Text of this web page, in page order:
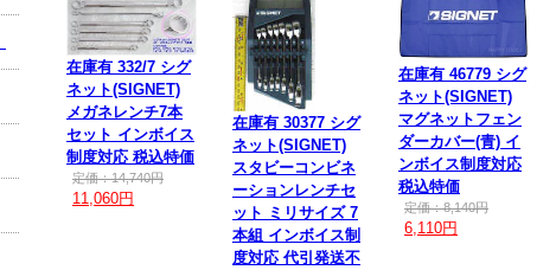
在庫有 332/7 シグ
ネット(SIGNET)
メガネレンチ7本
セット インボイス
制度対応 税込特価
定価：14,740円
11,060円
在庫有 30377 シグ
ネット(SIGNET)
スタビーコンビネ
ーションレンチセ
ット ミリサイズ 7
本組 インボイス制
度対応 代引発送不
在庫有 46779 シグ
ネット(SIGNET)
マグネットフェン
ダーカバー(青) イ
ンボイス制度対応
税込特価
定価：8,140円
6,110円